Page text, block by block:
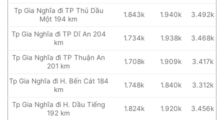
Tp Gia Nghĩa đi TP Thủ Dầu
Một 194 km
1.843k 1.940k 3.492k
Tp Gia Nghĩa đi TP Dĩ An 204
km
1.734k 1.938k 3.468k
Tp Gia Nghĩa đi TP Thuận An
201 km
1.708k 1.909k 3.417k
Tp Gia Nghĩa đi H. Bến Cát 184
km
1.748k 1.840k 3.312k
Tp Gia Nghĩa đi H. Dầu Tiếng
192 km
1.824k 1.920k 3.456k